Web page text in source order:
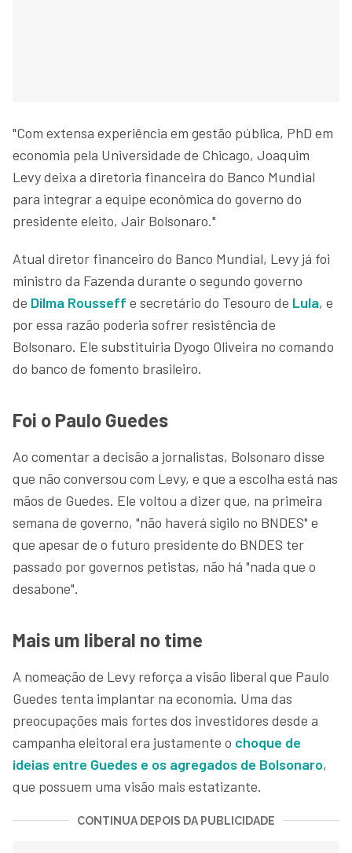
"Com extensa experiência em gestão pública, PhD em
economia pela Universidade de Chicago, Joaquim
Levy deixa a diretoria financeira do Banco Mundial
para integrar a equipe econômica do governo do
presidente eleito, Jair Bolsonaro."
Atual diretor financeiro do Banco Mundial, Levy já foi
ministro da Fazenda durante o segundo governo
de Dilma Rousseff e secretário do Tesouro de Lula, e
por essa razão poderia sofrer resistência de
Bolsonaro. Ele substituiria Dyogo Oliveira no comando
do banco de fomento brasileiro.
Foi o Paulo Guedes
Ao comentar a decisão a jornalistas, Bolsonaro disse
que não conversou com Levy, e que a escolha está nas
mãos de Guedes. Ele voltou a dizer que, na primeira
semana de governo, "não haverá sigilo no BNDES" e
que apesar de o futuro presidente do BNDES ter
passado por governos petistas, não há "nada que o
desabone".
Mais um liberal no time
A nomeação de Levy reforça a visão liberal que Paulo
Guedes tenta implantar na economia. Uma das
preocupações mais fortes dos investidores desde a
campanha eleitoral era justamente o choque de
ideias entre Guedes e os agregados de Bolsonaro,
que possuem uma visão mais estatizante.
CONTINUA DEPOIS DA PUBLICIDADE